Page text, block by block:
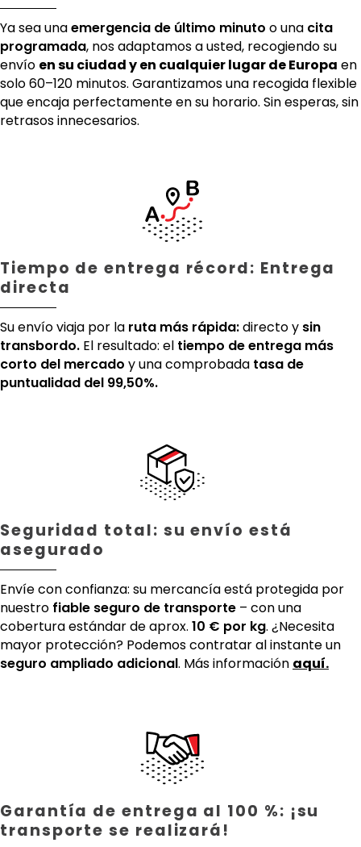
Ya sea unaemergencia de último minuto o una cita
programada, nos adaptamos a usted, recogiendo su
envío en su ciudad y en cualquier lugar de Europa en
solo 60–120 minutos. Garantizamos una recogida flexible
que encaja perfectamente en su horario. Sin esperas, sin
retrasos innecesarios.
Tiempo de entrega récord: Entrega
directa
Su envío viaja por la ruta más rápida:directo y sin
transbordo. El resultado: el tiempo de entrega más
corto del mercado y una comprobada tasa de
puntualidad del 99,50%.
Seguridad total: su envío está
asegurado
Envíe con confianza: su mercancía está protegida por
nuestro fiable seguro de transporte – con una
cobertura estándar de aprox. 10 € por kg. ¿Necesita
mayor protección? Podemos contratar al instante un
seguro ampliado adicional. Más información aquí.
Garantía de entrega al 100 %: ¡su
transporte se realizará!